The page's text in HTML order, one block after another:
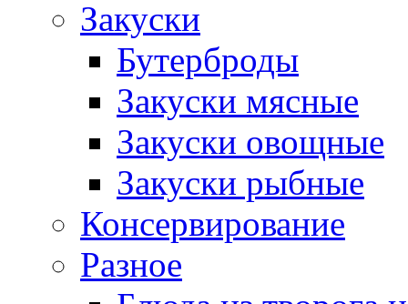
Закуски
Бутерброды
Закуски мясные
Закуски овощные
Закуски рыбные
Консервирование
Разное